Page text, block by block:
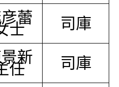
蕾
士 司庫
新
任 司庫